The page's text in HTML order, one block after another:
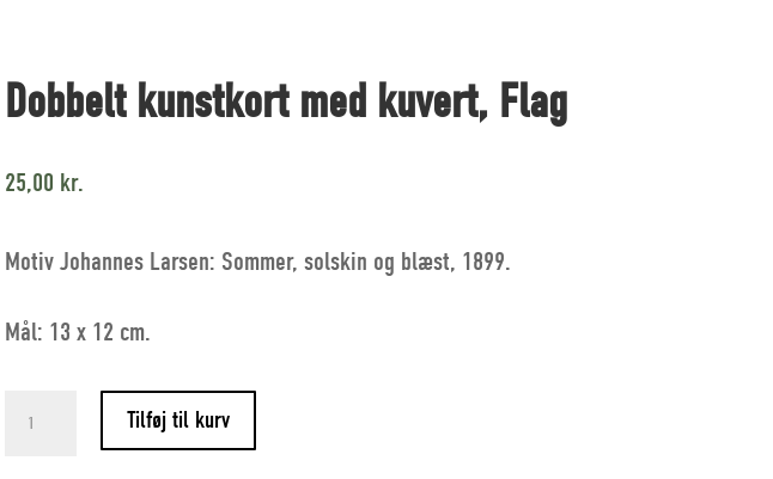
Dobbelt kunstkort med kuvert, Flag
25,00 kr.
Motiv Johannes Larsen: Sommer, solskin og blæst, 1899.
Mål: 13 x 12 cm.
Dobbelt
Tilføj til kurv